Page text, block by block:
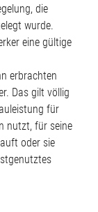
die
wurde.
eine gültige
erbrachten
Das gilt völlig
für
nutzt, für seine
oder sie